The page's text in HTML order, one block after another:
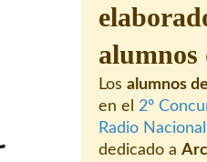
alumnos
Los alumnos
en el 2º
Radio Nacional
dedicado a